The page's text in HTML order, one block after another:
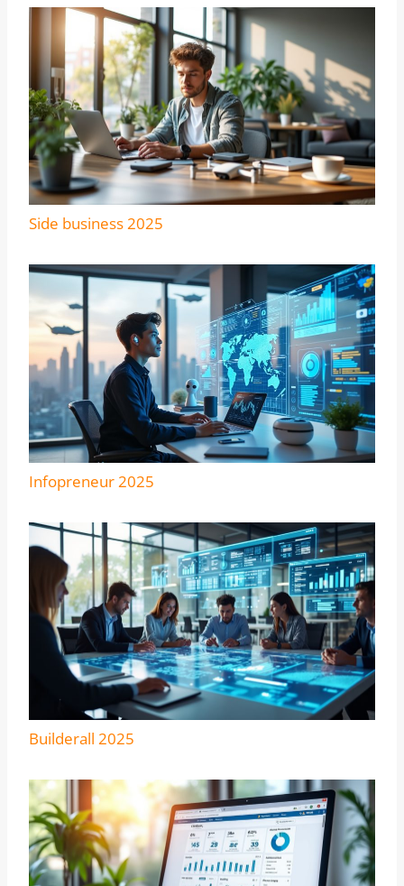
Side business 2025
Infopreneur 2025
Builderall 2025